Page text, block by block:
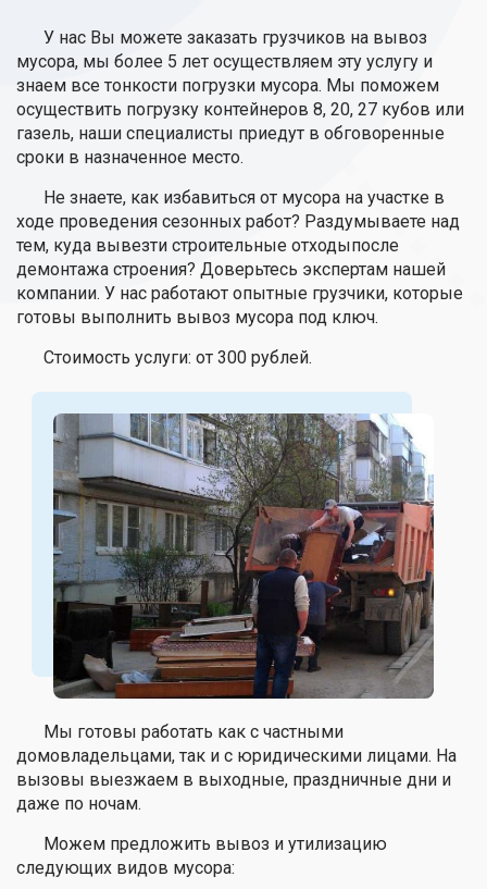
У нас Вы можете заказать грузчиков на вывоз
мусора, мы более 5 лет осуществляем эту услугу и
знаем все тонкости погрузки мусора. Мы поможем
осуществить погрузку контейнеров 8, 20, 27 кубов или
газель, наши специалисты приедут в обговоренные
сроки в назначенное место.
Не знаете, как избавиться от мусора на участке в
ходе проведения сезонных работ? Раздумываете над
тем, куда вывезти строительные отходыпосле
демонтажа строения? Доверьтесь экспертам нашей
компании. У нас работают опытные грузчики, которые
готовы выполнить вывоз мусора под ключ.
Стоимость услуги: от 300 рублей.
Мы готовы работать как с частными
домовладельцами, так и с юридическими лицами. На
вызовы выезжаем в выходные, праздничные дни и
даже по ночам.
Можем предложить вывоз и утилизацию
следующих видов мусора: